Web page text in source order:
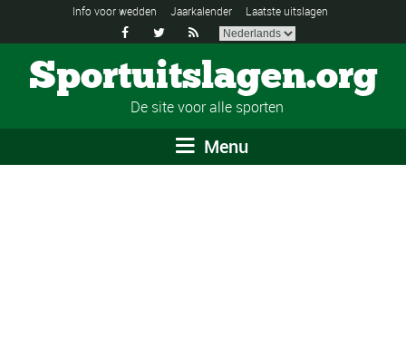
Info voor wedden Jaarkalender Laatste uitslagen
  
Sportuitslagen.org
De site voor alle sporten
Menu